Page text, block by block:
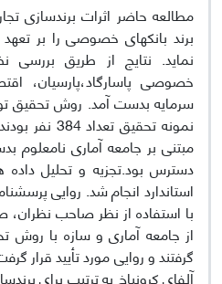
مطالعه حاضر اثرات برندسازی
برند بانکهای خصوصی را بر
نماید. نتایج از طریق
خصوصی پاسارگاد،پارسیان،
سرمایه بدست آمد. روش تحقیق
نمونه تحقیق
مبتنی بر جامعه آماری نامعلوم
دسترس بود.تجزیه و تحلیل
استاندارد انجام شد. روایی
با استفاده از نظر صاحب نظران،
از جامعه آماری و سازه با روش
گرفتند و روایی مورد تأیید قرار